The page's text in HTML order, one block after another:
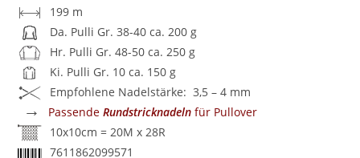
199 m
Da. Pulli Gr. 38-40 ca. 200 g
Hr. Pulli Gr. 48-50 ca. 250 g
Ki. Pulli Gr. 10 ca. 150 g
Empfohlene Nadelstärke: 3,5 – 4 mm
→ PassendeRundstricknadeln für Pullover
10x10cm = 20M x 28R
7611862099571